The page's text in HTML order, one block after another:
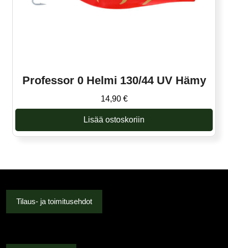
Professor 0 Helmi 130/44 UV Hämy
14,90 €
Lisää ostoskoriin
Tilaus- ja toimitusehdot